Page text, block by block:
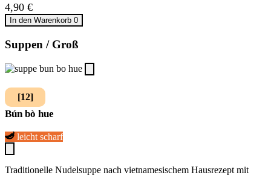
4,90 €
In den Warenkorb 0
Suppen / Groß
[12]
Bún bò hue
leicht scharf
Traditionelle Nudelsuppe nach vietnamesischem Hausrezept mit